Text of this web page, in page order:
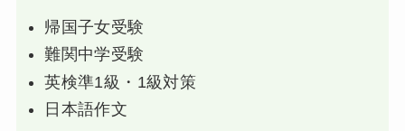
帰国子女受験
難関中学受験
英検準1級・1級対策
日本語作文